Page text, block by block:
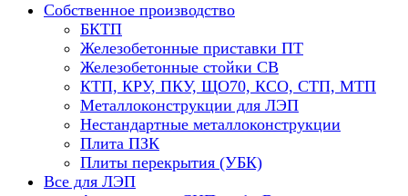
Собственное производство
БКТП
Железобетонные приставки ПТ
Железобетонные стойки СВ
КТП, КРУ, ПКУ, ЩО70, КСО, СТП, МТП
Металлоконструкции для ЛЭП
Нестандартные металлоконструкции
Плита ПЗК
Плиты перекрытия (УБК)
Все для ЛЭП